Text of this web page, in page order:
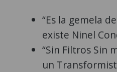
“Es la gemela de
existe Ninel
“Sin Filtros Sin
un Transformista